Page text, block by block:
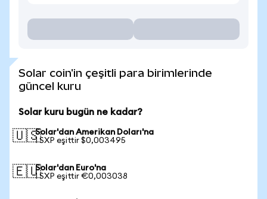
Solar coin'in çeşitli para birimlerinde
güncel kuru
Solar kuru bugün ne kadar?
🇺🇸Solar'dan Amerikan Doları'na
1 SXP eşittir $0,003495
🇪🇺Solar'dan Euro'na
1 SXP eşittir €0,003038